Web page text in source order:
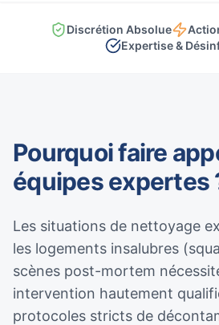
Discrétion Absolue
Expertise &
Pourquoi faire
équipes expertes
Les situations de nettoyage
les logements insalubres
scènes post-mortem
intervention hautement
protocoles stricts de